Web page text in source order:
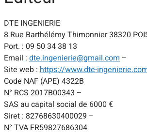
DTE INGENIERIE
8 Rue Barthélémy Thimonnier 38320
Port. : 09 50 34 38 13
Email : dte.ingenierie@gmail.com –
Site web : https://www.dte-
Code NAF (APE) 4322B
N° RCS 2017B00343 –
SAS au capital social de 6000 €
Siret : 82768630400029 –
N° TVA FR59827686304